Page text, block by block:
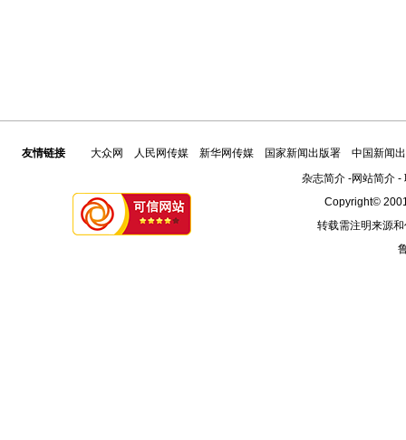
友情链接 大众网 人民网传媒 新华网传媒 国家新闻出版署
中国新闻
杂志简介-网站简介-
Copyright©
转载需注明来源